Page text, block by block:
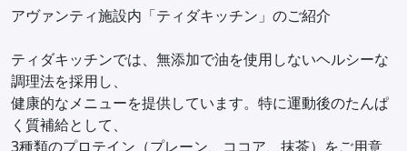
アヴァンティ施設内「ティダキッチン」のご紹介
ティダキッチンでは、無添加で油を使用しないヘルシーな
調理法を採用し、
健康的なメニューを提供しています。特に運動後のたんぱ
く質補給として、
3種類のプロテイン（プレーン、ココア、抹茶）をご用意